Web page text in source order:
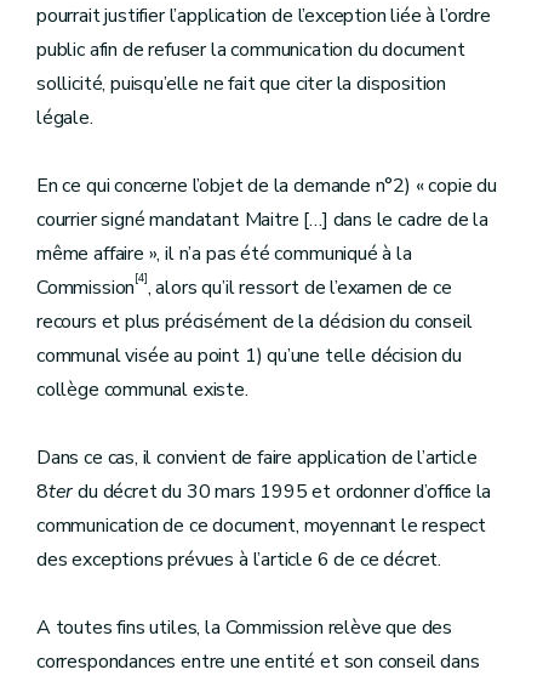
pourrait justifier l’application de l’exception liée à l’ordre
public afin de refuser la communication du document
sollicité, puisqu’elle ne fait que citer la disposition
légale.
En ce qui concerne l’objet de la demande n°2) « copie du
courrier signé mandatant Maitre […] dans le cadre de la
même affaire », il n’a pas été communiqué à la
Commission[4], alors qu’il ressort de l’examen de ce
recours et plus précisément de la décision du conseil
communal visée au point 1) qu’une telle décision du
collège communal existe.
Dans ce cas, il convient de faire application de l’article
8terdu décret du 30 mars 1995 et ordonner d’office la
communication de ce document, moyennant le respect
des exceptions prévues à l’article 6 de ce décret.
A toutes fins utiles, la Commission relève que des
correspondances entre une entité et son conseil dans